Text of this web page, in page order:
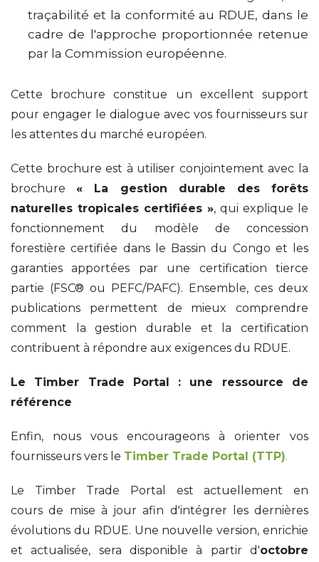
traçabilité et la conformité au RDUE, dans le
cadre de l'approche proportionnée retenue
par la Commission européenne.
Cette brochure constitue un excellent support
pour engager le dialogue avec vos fournisseurs sur
les attentes du marché européen.
Cette brochure est à utiliser conjointement avec la
brochure« La gestion durable des forêts
naturelles tropicales certifiées », qui explique le
fonctionnement du modèle de concession
forestière certifiée dans le Bassin du Congo et les
garanties apportées par une certification tierce
partie (FSC® ou PEFC/PAFC). Ensemble, ces deux
publications permettent de mieux comprendre
comment la gestion durable et la certification
contribuent à répondre aux exigences du RDUE.
Le Timber Trade Portal : une ressource de
référence
Enfin, nous vous encourageons à orienter vos
fournisseurs vers le Timber Trade Portal (TTP).
Le Timber Trade Portal est actuellement en
cours de mise à jour afin d'intégrer les dernières
évolutions du RDUE. Une nouvelle version, enrichie
et actualisée, sera disponible à partir d'octobre